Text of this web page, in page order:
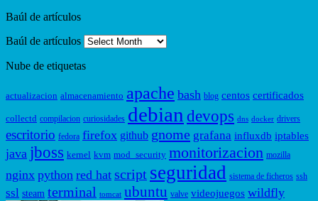
Baúl de artículos
Baúl de artículos
Nube de etiquetas
actualizacion almacenamiento apache bash blog centos certificados
collectd compilacion curiosidades debiandevops dns docker drivers
escritorio fedora firefox github gnome grafana influxdb iptables
java jboss kernel kvm mod_security monitorizacion mozilla
nginx python red hat script seguridad sistema de ficheros ssh
ssl steam terminal tomcat ubuntu valve videojuegos wildfly